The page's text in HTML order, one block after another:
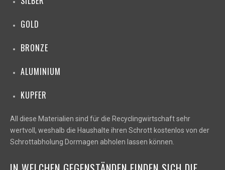
GOLD
BRONZE
ALUMINIUM
KUPFER
All diese Materialien sind für die Recyclingwirtschaft sehr
wertvoll, weshalb die Haushalte ihren Schrott kostenlos von der
Schrottabholung Dormagen abholen lassen können.